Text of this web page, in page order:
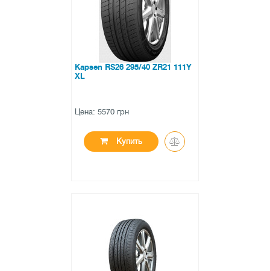
Kapsen RS26 295/40 ZR21 111Y
XL
Цена: 5570 грн
Купить
0 отзывов